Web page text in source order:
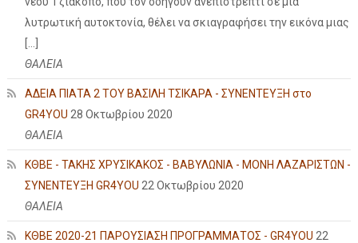
λυτρωτική αυτοκτονία, θέλει να σκιαγραφήσει την εικόνα μιας
ΘΑΛΕΙΑ
ΑΔΕΙΑ ΠΙΑΤΑ 2 ΤΟΥ ΒΑΣΙΛΗ ΤΣΙΚΑΡΑ - ΣΥΝΕΝΤΕΥΞΗ στο
GR4YOU 28 Οκτωβρίου 2020
ΘΑΛΕΙΑ
ΚΘΒΕ - ΤΑΚΗΣ ΧΡΥΣΙΚΑΚΟΣ - ΒΑΒΥΛΩΝΙΑ - ΜΟΝΗ ΛΑΖΑΡΙΣΤΩΝ -
ΣΥΝΕΝΤΕΥΞΗ GR4YOU 22 Οκτωβρίου 2020
ΘΑΛΕΙΑ
ΚΘΒΕ 2020-21 ΠΑΡΟΥΣΙΑΣΗ ΠΡΟΓΡΑΜΜΑΤΟΣ - GR4YOU 22